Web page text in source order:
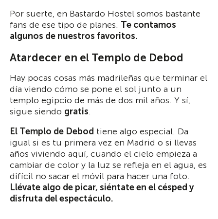
Por suerte, en Bastardo Hostel somos bastante
fans de ese tipo de planes. Te contamos
algunos de nuestros favoritos.
Atardecer en el Templo de Debod
Hay pocas cosas más madrileñas que terminar el
día viendo cómo se pone el sol junto a un
templo egipcio de más de dos mil años. Y sí,
sigue siendo gratis.
El Templo de Debod tiene algo especial. Da
igual si es tu primera vez en Madrid o si llevas
años viviendo aquí, cuando el cielo empieza a
cambiar de color y la luz se refleja en el agua, es
difícil no sacar el móvil para hacer una foto.
Llévate algo de picar, siéntate en el césped y
disfruta del espectáculo.